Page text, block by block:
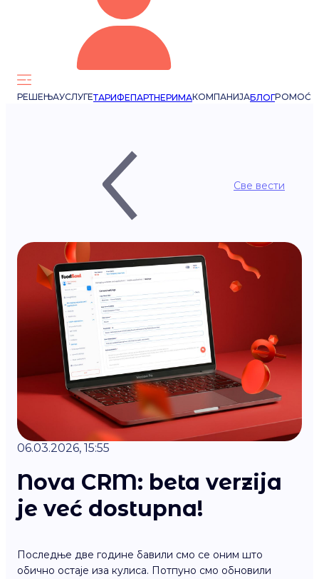
РЕШЕЊАУСЛУГЕТАРИФЕПАРТНЕРИМАКОМПАНИЈАБЛОГPOMOĆ
Све вести
06.03.2026, 15:55
Nova CRM: beta verzija
je već dostupna!
Последње две године бавили смо се оним што
обично остаје иза кулиса. Потпуно смо обновили